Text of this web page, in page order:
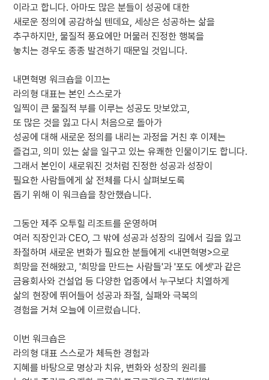
이라고 합니다. 아마도 많은 분들이 성공에 대한
새로운 정의에 공감하실 텐데요, 세상은 성공하는 삶을
추구하지만, 물질적 풍요에만 머물러 진정한 행복을
놓치는 경우도 종종 발견하기 때문일 것입니다.
내면혁명 워크숍을 이끄는
라의형 대표는 본인 스스로가
일찍이 큰 물질적 부를 이루는 성공도 맛보았고,
또 많은 것을 잃고 다시 처음으로 돌아가
성공에 대해 새로운 정의를 내리는 과정을 거친 후 이제는
즐겁고, 의미 있는 삶을 일구고 있는 유쾌한 인물이기도 합니다.
그래서 본인이 새로워진 것처럼 진정한 성공과 성장이
필요한 사람들에게 삶 전체를 다시 살펴보도록
돕기 위해 이 워크숍을 창안했습니다.
그동안 제주 오투힐 리조트를 운영하며
여러 직장인과 CEO, 그 밖에 성공과 성장의 길에서 길을 잃고
좌절하며 새로운 변화가 필요한 분들에게 <내면혁명>으로
희망을 전해왔고, '희망을 만드는 사람들'과 '포도 에셋'과 같은
금융회사와 건설업 등 다양한 업종에서 누구보다 치열하게
삶의 현장에 뛰어들어 성공과 좌절, 실패와 극복의
경험을 거쳐 오늘에 이르렀습니다.
이번 워크숍은
라의형 대표 스스로가 체득한 경험과
지혜를 바탕으로 명상과 치유, 변화와 성장의 원리를